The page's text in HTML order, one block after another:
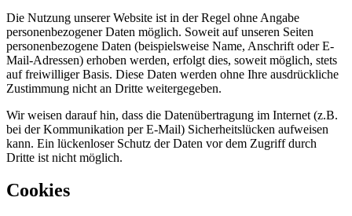
Die Nutzung unserer Website ist in der Regel ohne Angabe
personenbezogener Daten möglich. Soweit auf unseren Seiten
personenbezogene Daten (beispielsweise Name, Anschrift oder E-
Mail-Adressen) erhoben werden, erfolgt dies, soweit möglich, stets
auf freiwilliger Basis. Diese Daten werden ohne Ihre ausdrückliche
Zustimmung nicht an Dritte weitergegeben.
Wir weisen darauf hin, dass die Datenübertragung im Internet (z.B.
bei der Kommunikation per E-Mail) Sicherheitslücken aufweisen
kann. Ein lückenloser Schutz der Daten vor dem Zugriff durch
Dritte ist nicht möglich.
Cookies